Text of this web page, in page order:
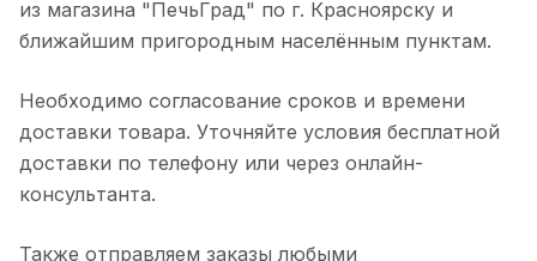
из магазина "ПечьГрад" по г. Красноярску и
ближайшим пригородным населённым пунктам.
Необходимо согласование сроков и времени
доставки товара. Уточняйте условия бесплатной
доставки по телефону или через онлайн-
консультанта.
Также отправляем заказы любыми